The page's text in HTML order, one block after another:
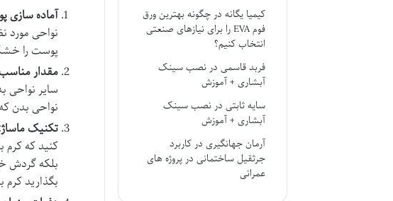
آماده سازی
نواحی مورد
پوست را
مقدار
سایر نواحی
نواحی بدن
تکنیک
کنید که
بلکه گردش
بگذارید
کیمیا یگانه درچگونه بهترین ورق
فوم EVA را برای نیازهای صنعتی
انتخاب کنیم؟
فربد قاسمی درنصب سینک
آبشاری + آموزش
سایه ثابتی درنصب سینک
آبشاری + آموزش
آرمان جهانگیری درکاربرد
جرثقیل ساختمانی در پروژه های
عمرانی